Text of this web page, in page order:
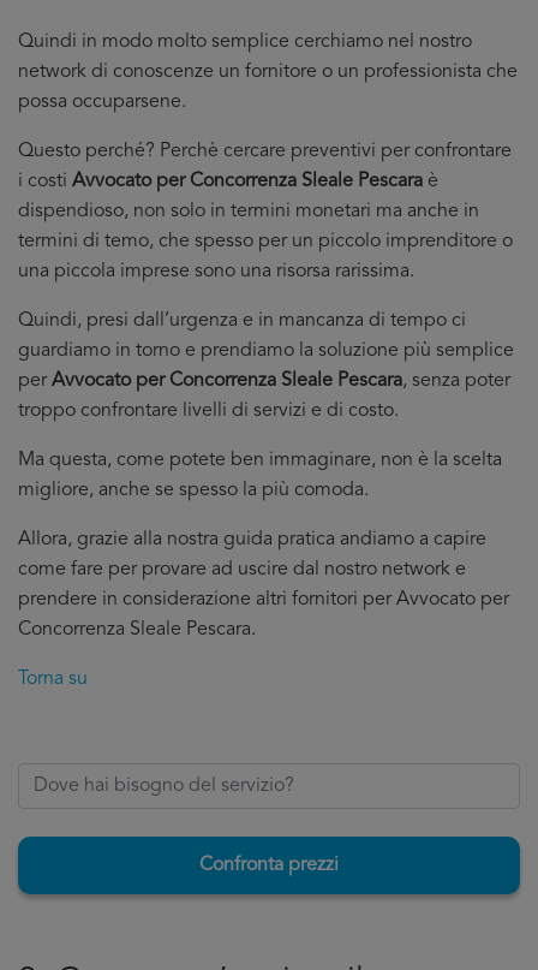
Quindi in modo molto semplice cerchiamo nel nostro
network di conoscenze un fornitore o un professionista che
possa occuparsene.
Questo perché? Perchè cercare preventivi per confrontare
i costi Avvocato per Concorrenza Sleale Pescara è
dispendioso, non solo in termini monetari ma anche in
termini di temo, che spesso per un piccolo imprenditore o
una piccola imprese sono una risorsa rarissima.
Quindi, presi dall’urgenza e in mancanza di tempo ci
guardiamo in torno e prendiamo la soluzione più semplice
perAvvocato per Concorrenza Sleale Pescara, senza poter
troppo confrontare livelli di servizi e di costo.
Ma questa, come potete ben immaginare, non è la scelta
migliore, anche se spesso la più comoda.
Allora, grazie alla nostra guida pratica andiamo a capire
come fare per provare ad uscire dal nostro network e
prendere in considerazione altri fornitori per Avvocato per
Concorrenza Sleale Pescara.
Torna su
Confronta prezzi